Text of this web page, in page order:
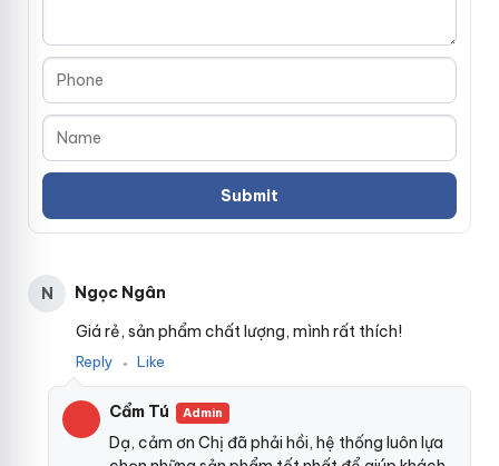
N
Ngọc Ngân
Giá rẻ, sản phẩm chất lượng, mình rất thích!
Reply ● Like
Cẩm Tú Admin
Dạ, cảm ơn Chị đã phải hồi, hệ thống luôn lựa